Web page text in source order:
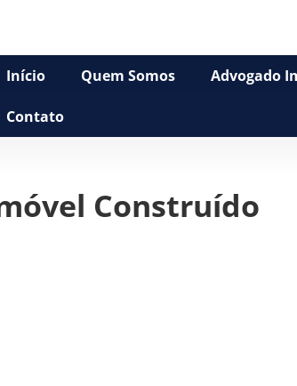
Início Quem Somos Advogado
Contato
Construído